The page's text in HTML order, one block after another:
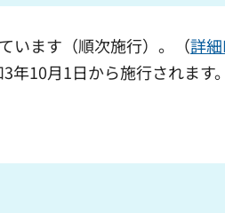
います（順次施行）。（詳
年10月1日から施行されます